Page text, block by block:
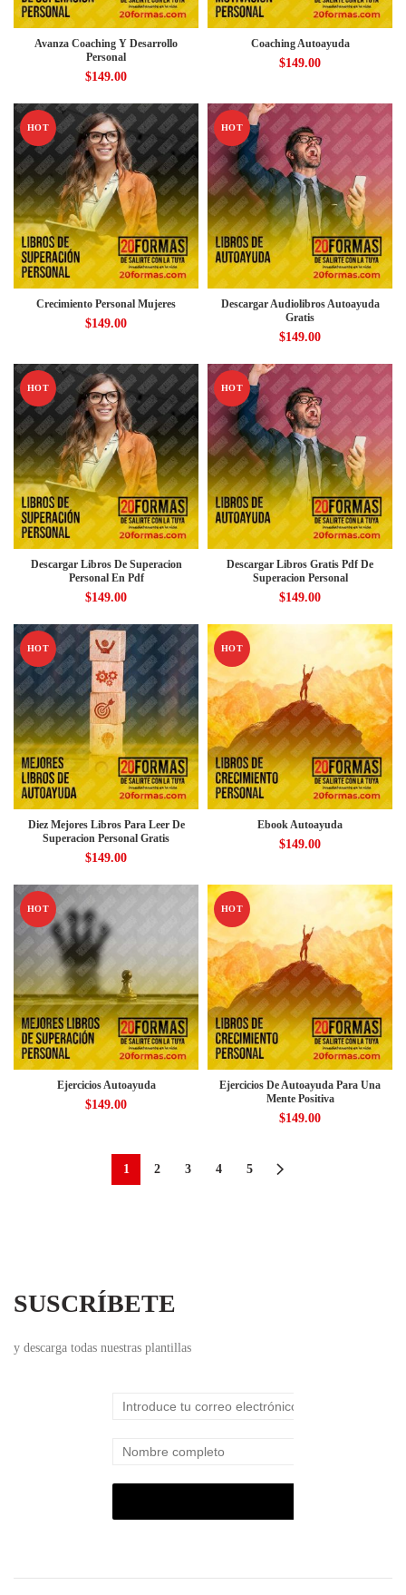
Avanza Coaching Y Desarrollo
Personal
$149.00
Coaching Autoayuda
$149.00
HOT
Crecimiento Personal Mujeres
$149.00
HOT
Descargar Audiolibros Autoayuda
Gratis
$149.00
HOT
Descargar Libros De Superacion
Personal En Pdf
$149.00
HOT
Descargar Libros Gratis Pdf De
Superacion Personal
$149.00
HOT
Diez Mejores Libros Para Leer De
Superacion Personal Gratis
$149.00
HOT
Ebook Autoayuda
$149.00
HOT
Ejercicios Autoayuda
$149.00
HOT
Ejercicios De Autoayuda Para Una
Mente Positiva
$149.00
1 2 3 4 5
SUSCRÍBETE
y descarga todas nuestras plantillas